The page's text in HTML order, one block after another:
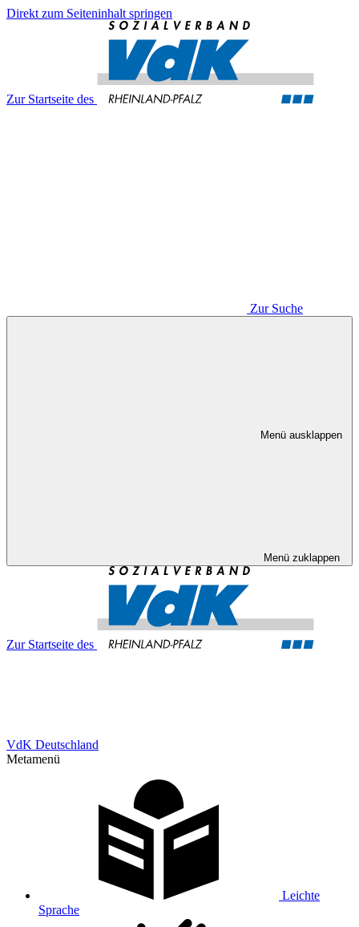
Direkt zum Seiteninhalt springen
Zur Startseite des
Zur Suche
Menü ausklappen
Menü zuklappen
Zur Startseite des
VdK Deutschland
Metamenü
Leichte
Sprache